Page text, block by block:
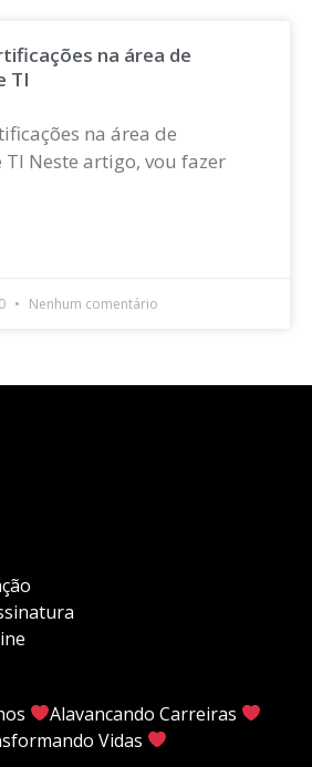
na área de
TI
na área de
TI Neste artigo, vou fazer
Nenhum comentário
Alavancando Carreiras
Vidas